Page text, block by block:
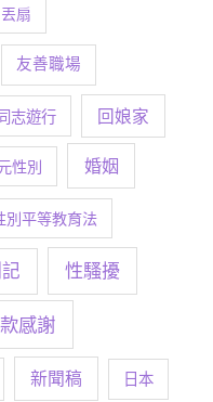
丟扇
友善職場
志遊行 回娘家
性別 婚姻
別平等教育法
性騷擾
感謝
新聞稿 日本